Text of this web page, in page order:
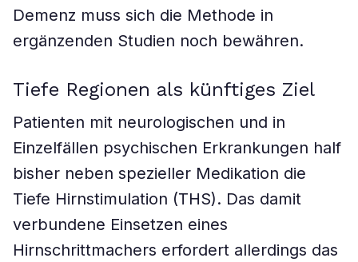
Demenz muss sich die Methode in
ergänzenden Studien noch bewähren.
Tiefe Regionen als künftiges Ziel
Patienten mit neurologischen und in
Einzelfällen psychischen Erkrankungen half
bisher neben spezieller Medikation die
Tiefe Hirnstimulation (THS). Das damit
verbundene Einsetzen eines
Hirnschrittmachers erfordert allerdings das